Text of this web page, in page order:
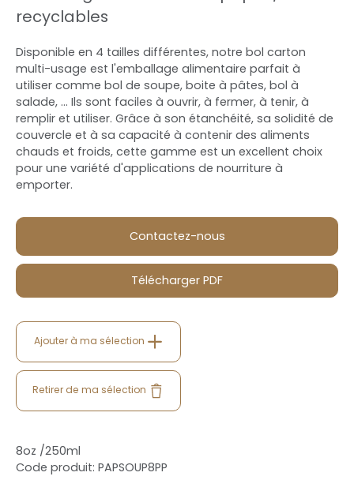
recyclables
Disponible en 4 tailles différentes, notre bol carton
multi-usage est l'emballage alimentaire parfait à
utiliser comme bol de soupe, boite à pâtes, bol à
salade, ... Ils sont faciles à ouvrir, à fermer, à tenir, à
remplir et utiliser. Grâce à son étanchéité, sa solidité de
couvercle et à sa capacité à contenir des aliments
chauds et froids, cette gamme est un excellent choix
pour une variété d'applications de nourriture à
emporter.
Contactez-nous
Télécharger PDF
Ajouter à ma sélection
Retirer de ma sélection
8oz /250ml
Code produit: PAPSOUP8PP